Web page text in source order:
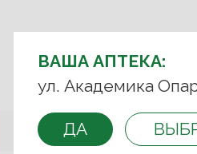
АПТЕКУ:
ВАША АПТЕКА:
ул. Академика
ДА
+7 (499) 749-75-92 +7
Доставка и оплата